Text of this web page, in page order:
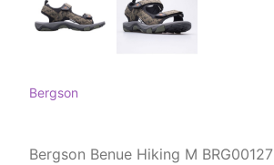
Bergson
Bergson Benue Hiking M BRG00127